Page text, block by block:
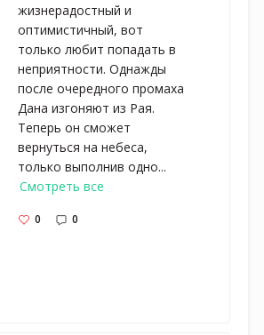
жизнерадостный и
оптимистичный, вот
только любит попадать в
неприятности. Однажды
после очередного промаха
Дана изгоняют из Рая.
Теперь он сможет
вернуться на небеса,
только выполнив одно...
Смотреть все
0 0